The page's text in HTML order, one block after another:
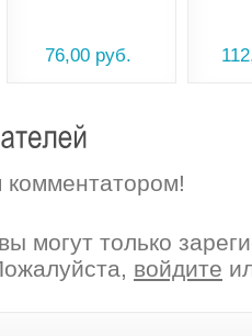
76,00 руб.
могут только
войдите